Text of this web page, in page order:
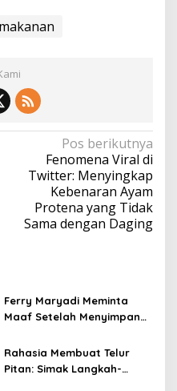
Pos berikutnya
Fenomena Viral di
Twitter: Menyingkap
Kebenaran Ayam
Protena yang Tidak
Sama dengan Daging
Ferry Maryadi Meminta
Maaf Setelah Menyimpan
Rahasia Membuat Telur
Pitan: Simak Langkah-